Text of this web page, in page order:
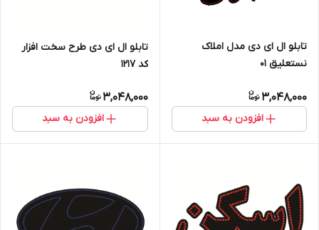
تابلو ال ای دی مدل املاک
نستعلیق 01
3,048,000
افزودن به سبد
تابلو ال ای دی طرح سخت افزار
کد ۱۲۱۷
3,048,000
افزودن به سبد